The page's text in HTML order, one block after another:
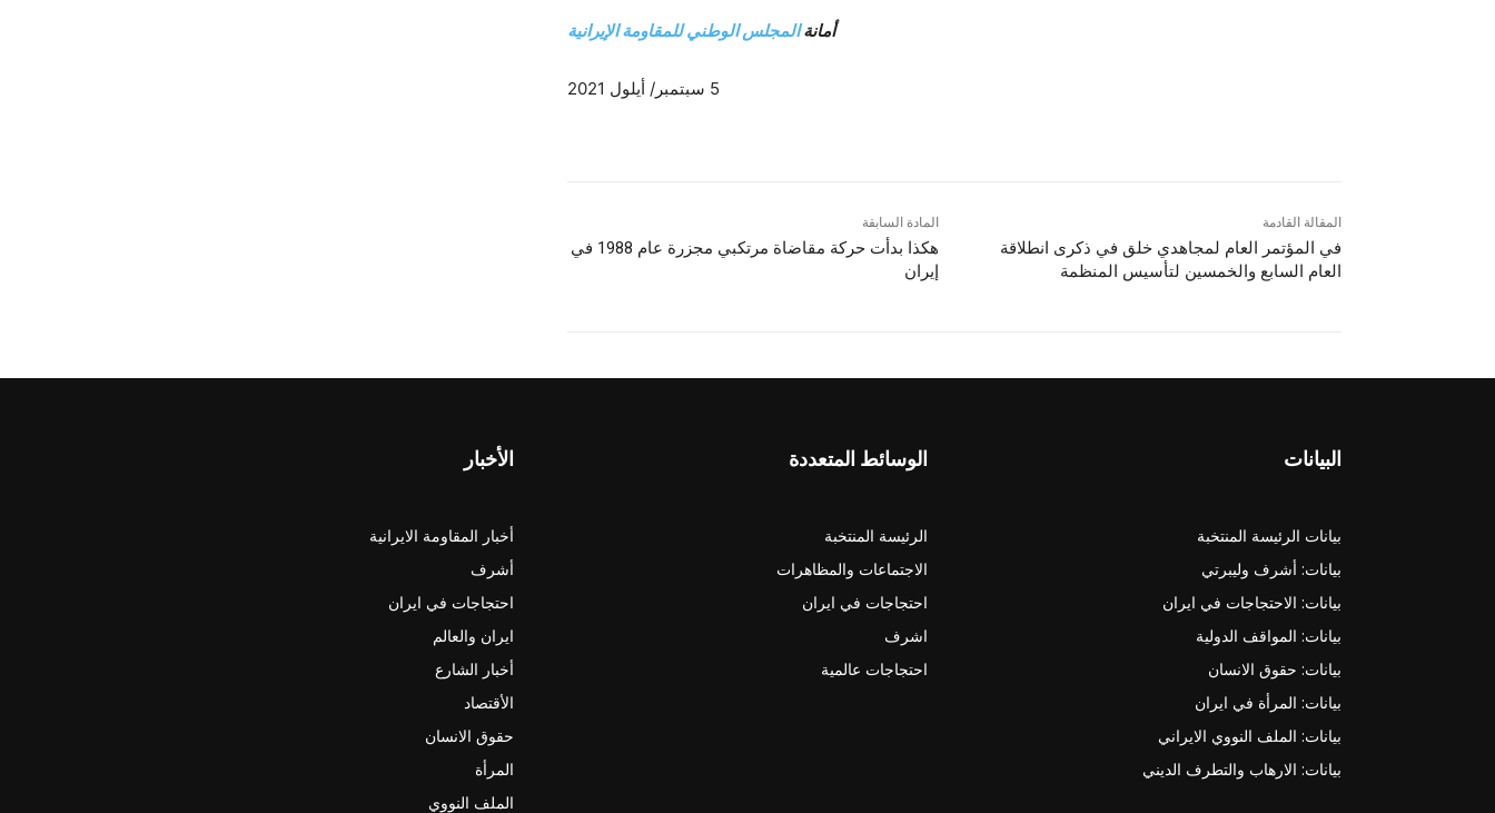
أمانةالمجلس الوطني للمقاومة الإيرانية
5 سبتمبر/ أيلول 2021
المادة السابقة
هکذا بدأت حركة مقاضاة مرتكبي مجزرة عام 1988 في
إيران
المقالة القادمة
في المؤتمر العام لمجاهدي خلق في ذكرى انطلاقة
العام السابع والخمسين لتأسيس المنظمة
الأخبار
أخبار المقاومة الايرانية
أشرف
احتجاجات في ايران
ايران والعالم
أخبار الشارع
الأقتصاد
حقوق الانسان
المرأة
الملف النووي
الوسائط المتعددة
الرئيسة المنتخبة
الاجتماعات والمظاهرات
احتجاجات في ايران
اشرف
احتجاجات عالمية
البيانات
بيانات الرئيسة المنتخبة
بيانات: أشرف وليبرتي
بيانات: الاحتجاجات في ايران
بيانات: المواقف الدولية
بيانات: حقوق الانسان
بيانات: المرأة في ايران
بيانات: الملف النووي الايراني
بيانات: الارهاب والتطرف الديني